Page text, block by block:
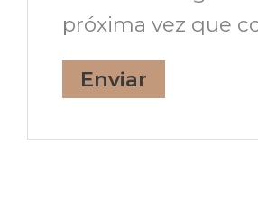
próxima vez que